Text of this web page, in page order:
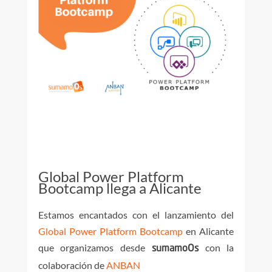
Global Power Platform
Bootcamp llega a Alicante
Estamos encantados con el lanzamiento del
Global Power Platform Bootcamp en Alicante
que organizamos desde
sumamoOscon la
colaboración deANBAN